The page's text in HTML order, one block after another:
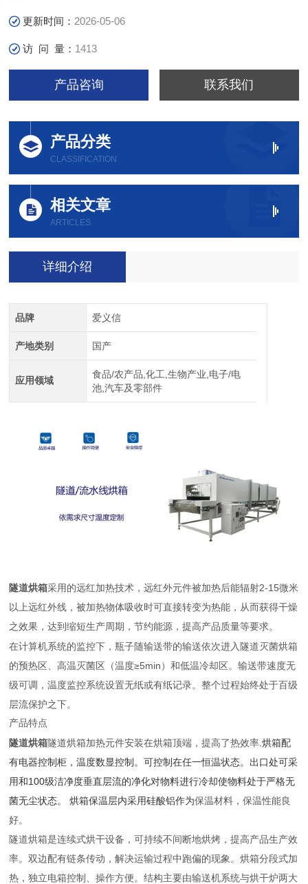
更新时间： 2026-05-06
访 问 量： 1413
产品咨询 联系我们
产品分类
CLASSIFICATION
相关文章
ARTICLES
详细介绍
品牌 爱义信
产地类别 国产
应用领域
食品/农产品,化工,生物产业,电子/电
池,汽车及零部件
隧道烘箱采用的远红加热技术，远红外元件被加热后能辐射2-15微米
以上远红外线，被加热物体吸收时可直接转变为热能，从而获得干燥
之效果，达到缩短生产周期，节约能源，提高产品质量等要求。
在计算机系统的监控下，瓶子随输送带的输送依次进入隧道灭菌烘箱
的预热区、高温灭菌区（温度≥5min）和低温冷却区。输送带速度无
级可调，温度监控系统设置无纸或有纸记录。整个过程始终处于百级
层流保护之下。
产品特点
隧道烘箱隧道烘箱加热元件安装在烘箱顶端，提高了热效率 .烘箱配
有电器控制柜，温度数显控制。可控制在任一恒温状态。出口处可采
用和100级洁净度垂直层流的净化对物料进行冷却使物料处于严格无
菌无尘状态。 烘箱保温层内采用硅酸铝作为保温材料 ，保温性能良
好。
隧道烘箱是连续式烘干设备，可持续不间断地烘烤，提高产品生产效
率。双边配有链条传动，解决运输过程中跑偏的现象。烘箱分段式加
热，独立电箱控制、操作方便。结构主要由输送机系统与烘干炉两大